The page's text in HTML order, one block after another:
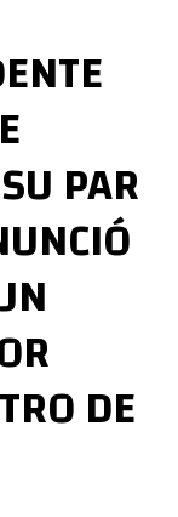
PAR
DE